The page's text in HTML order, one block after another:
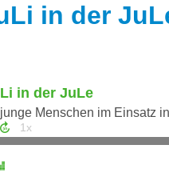
in der
in der JuLe